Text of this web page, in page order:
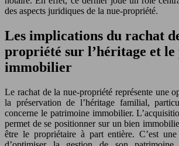
des aspects juridiques de la nue-propriété.
Les implications du rachat
propriété sur l’héritage et
immobilier
Le rachat de la nue-propriété représente une
la préservation de l’héritage familial,
concerne le patrimoine immobilier.
permet de se positionner sur un bien
être le propriétaire à part entière. C’est